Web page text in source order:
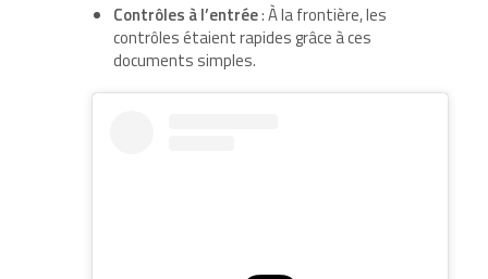
Contrôles à l’entrée: À la frontière, les
contrôles étaient rapides grâce à ces
documents simples.